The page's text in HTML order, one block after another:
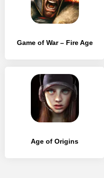
Game of War – Fire Age
Age of Origins